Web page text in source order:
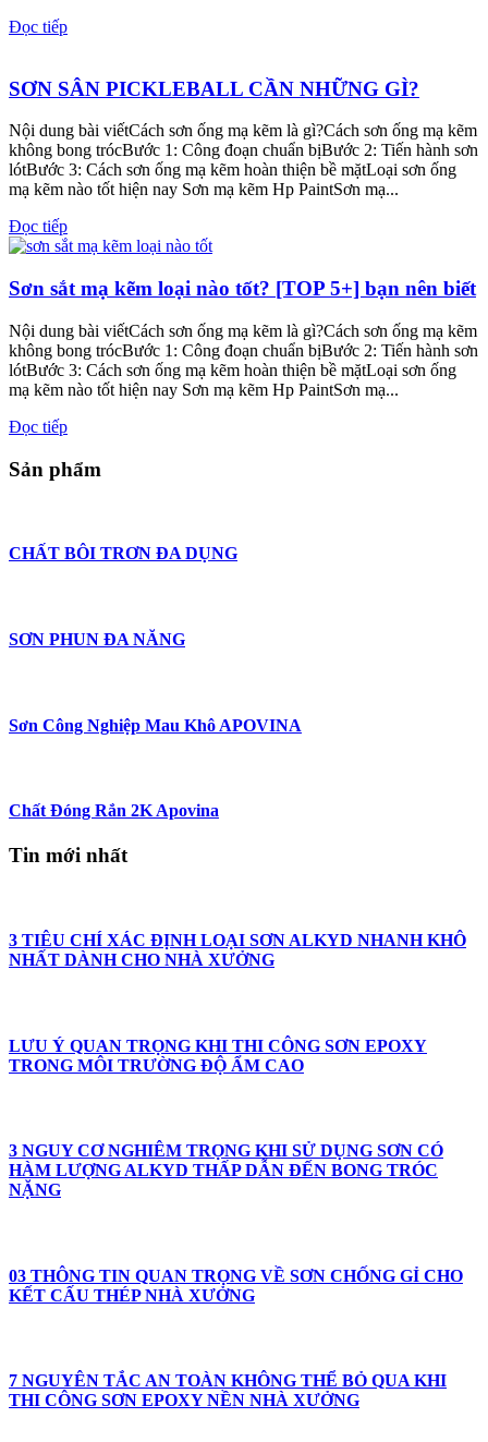
Đọc tiếp
SƠN SÂN PICKLEBALL CẦN NHỮNG GÌ?
Nội dung bài viếtCách sơn ống mạ kẽm là gì?Cách sơn ống mạ kẽm
không bong trócBước 1: Công đoạn chuẩn bịBước 2: Tiến hành sơn
lótBước 3: Cách sơn ống mạ kẽm hoàn thiện bề mặtLoại sơn ống
mạ kẽm nào tốt hiện nay Sơn mạ kẽm Hp PaintSơn mạ...
Đọc tiếp
Sơn sắt mạ kẽm loại nào tốt? [TOP 5+] bạn nên biết
Nội dung bài viếtCách sơn ống mạ kẽm là gì?Cách sơn ống mạ kẽm
không bong trócBước 1: Công đoạn chuẩn bịBước 2: Tiến hành sơn
lótBước 3: Cách sơn ống mạ kẽm hoàn thiện bề mặtLoại sơn ống
mạ kẽm nào tốt hiện nay Sơn mạ kẽm Hp PaintSơn mạ...
Đọc tiếp
Sản phẩm
CHẤT BÔI TRƠN ĐA DỤNG
SƠN PHUN ĐA NĂNG
Sơn Công Nghiệp Mau Khô APOVINA
Chất Đóng Rắn 2K Apovina
Tin mới nhất
3 TIÊU CHÍ XÁC ĐỊNH LOẠI SƠN ALKYD NHANH KHÔ
NHẤT DÀNH CHO NHÀ XƯỞNG
LƯU Ý QUAN TRỌNG KHI THI CÔNG SƠN EPOXY
TRONG MÔI TRƯỜNG ĐỘ ẨM CAO
3 NGUY CƠ NGHIÊM TRỌNG KHI SỬ DỤNG SƠN CÓ
HÀM LƯỢNG ALKYD THẤP DẪN ĐẾN BONG TRÓC
NẶNG
03 THÔNG TIN QUAN TRỌNG VỀ SƠN CHỐNG GỈ CHO
KẾT CẤU THÉP NHÀ XƯỞNG
7 NGUYÊN TẮC AN TOÀN KHÔNG THỂ BỎ QUA KHI
THI CÔNG SƠN EPOXY NỀN NHÀ XƯỞNG